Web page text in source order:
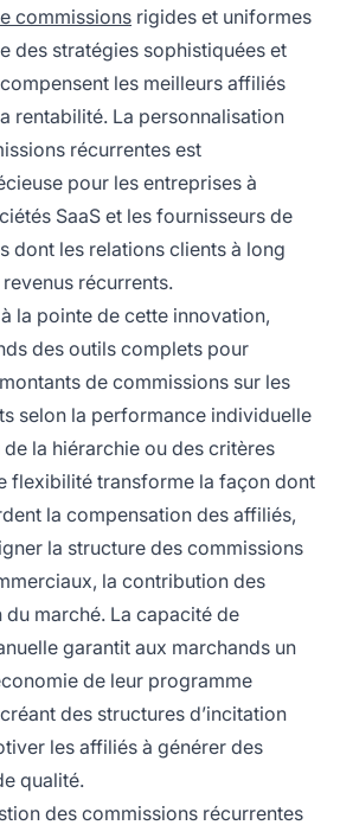
commissions rigides et uniformes
des stratégies sophistiquées et
les meilleurs affiliés
rentabilité. La personnalisation
récurrentes est
pour les entreprises à
SaaS et les fournisseurs de
dont les relations clients à long
récurrents.
la pointe de cette innovation,
des outils complets pour
de commissions sur les
selon la performance individuelle
de la hiérarchie ou des critères
flexibilité transforme la façon dont
la compensation des affiliés,
la structure des commissions
la contribution des
du marché. La capacité de
garantit aux marchands un
de leur programme
des structures d’incitation
les affiliés à générer des
qualité.
des commissions récurrentes